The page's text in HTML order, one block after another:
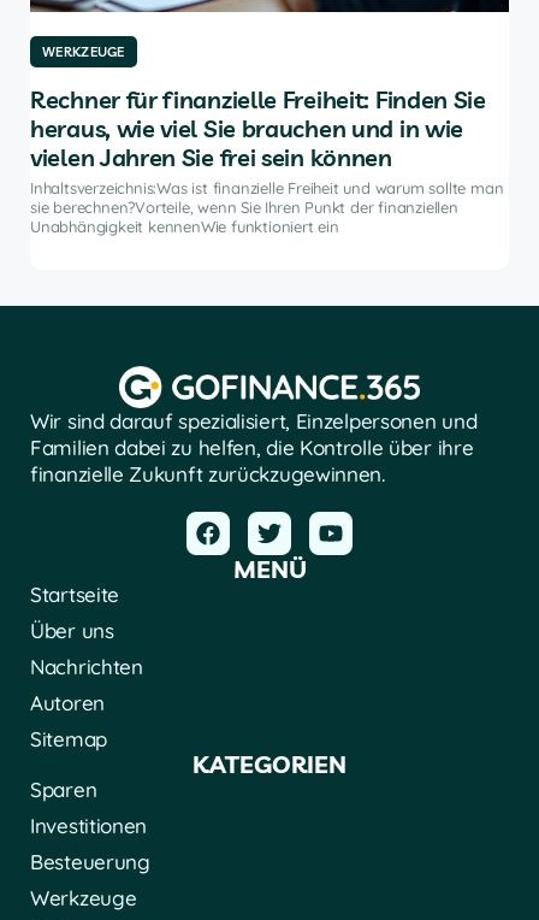
WERKZEUGE
Rechner für finanzielle Freiheit: Finden Sie
heraus, wie viel Sie brauchen und in wie
vielen Jahren Sie frei sein können
Inhaltsverzeichnis:Was ist finanzielle Freiheit und warum sollte man
sie berechnen?Vorteile, wenn Sie Ihren Punkt der finanziellen
Unabhängigkeit kennenWie funktioniert ein
Wir sind darauf spezialisiert, Einzelpersonen und
Familien dabei zu helfen, die Kontrolle über ihre
finanzielle Zukunft zurückzugewinnen.
MENÜ
Startseite
Über uns
Nachrichten
Autoren
Sitemap
KATEGORIEN
Sparen
Investitionen
Besteuerung
Werkzeuge